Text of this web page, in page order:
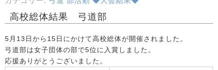
高校総体結果 弓道部
5月13日から15日にかけて高校総体が開催されました。
弓道部は女子団体の部で5位に入賞しました。
応援ありがとうございました。